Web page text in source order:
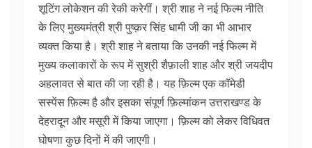
शूटिंग लोकेशन की रेकी करेगीं। श्री शाह ने नई फिल्म नीति
के लिए मुख्यमंत्री श्री पुष्क़र सिंह धामी जी का भी आभार
व्यक्त किया है। श्री शाह ने बताया कि उनकी नई फिल्म में
मुख्य कलाकारों के रूप में सुश्री शैफ़ाली शाह और श्री जयदीप
अहलावत से बात की जा रही है। यह फ़िल्म एक कॉमेडी
सस्पेंस फ़िल्म है और इसका संपूर्ण फ़िल्मांकन उत्तराखण्ड के
देहरादून और मसूरी में किया जाएगा। फ़िल्म को लेकर विधिवत
घोषणा कुछ दिनों में की जाएगी।